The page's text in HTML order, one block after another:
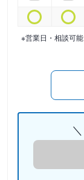
※営業日・相談可